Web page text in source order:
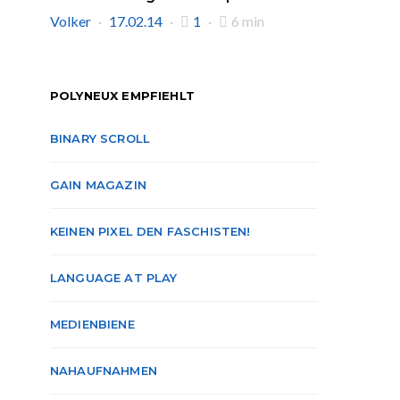
Volker
17.02.14 1 6 min
POLYNEUX EMPFIEHLT
BINARY SCROLL
GAIN MAGAZIN
KEINEN PIXEL DEN FASCHISTEN!
LANGUAGE AT PLAY
MEDIENBIENE
NAHAUFNAHMEN